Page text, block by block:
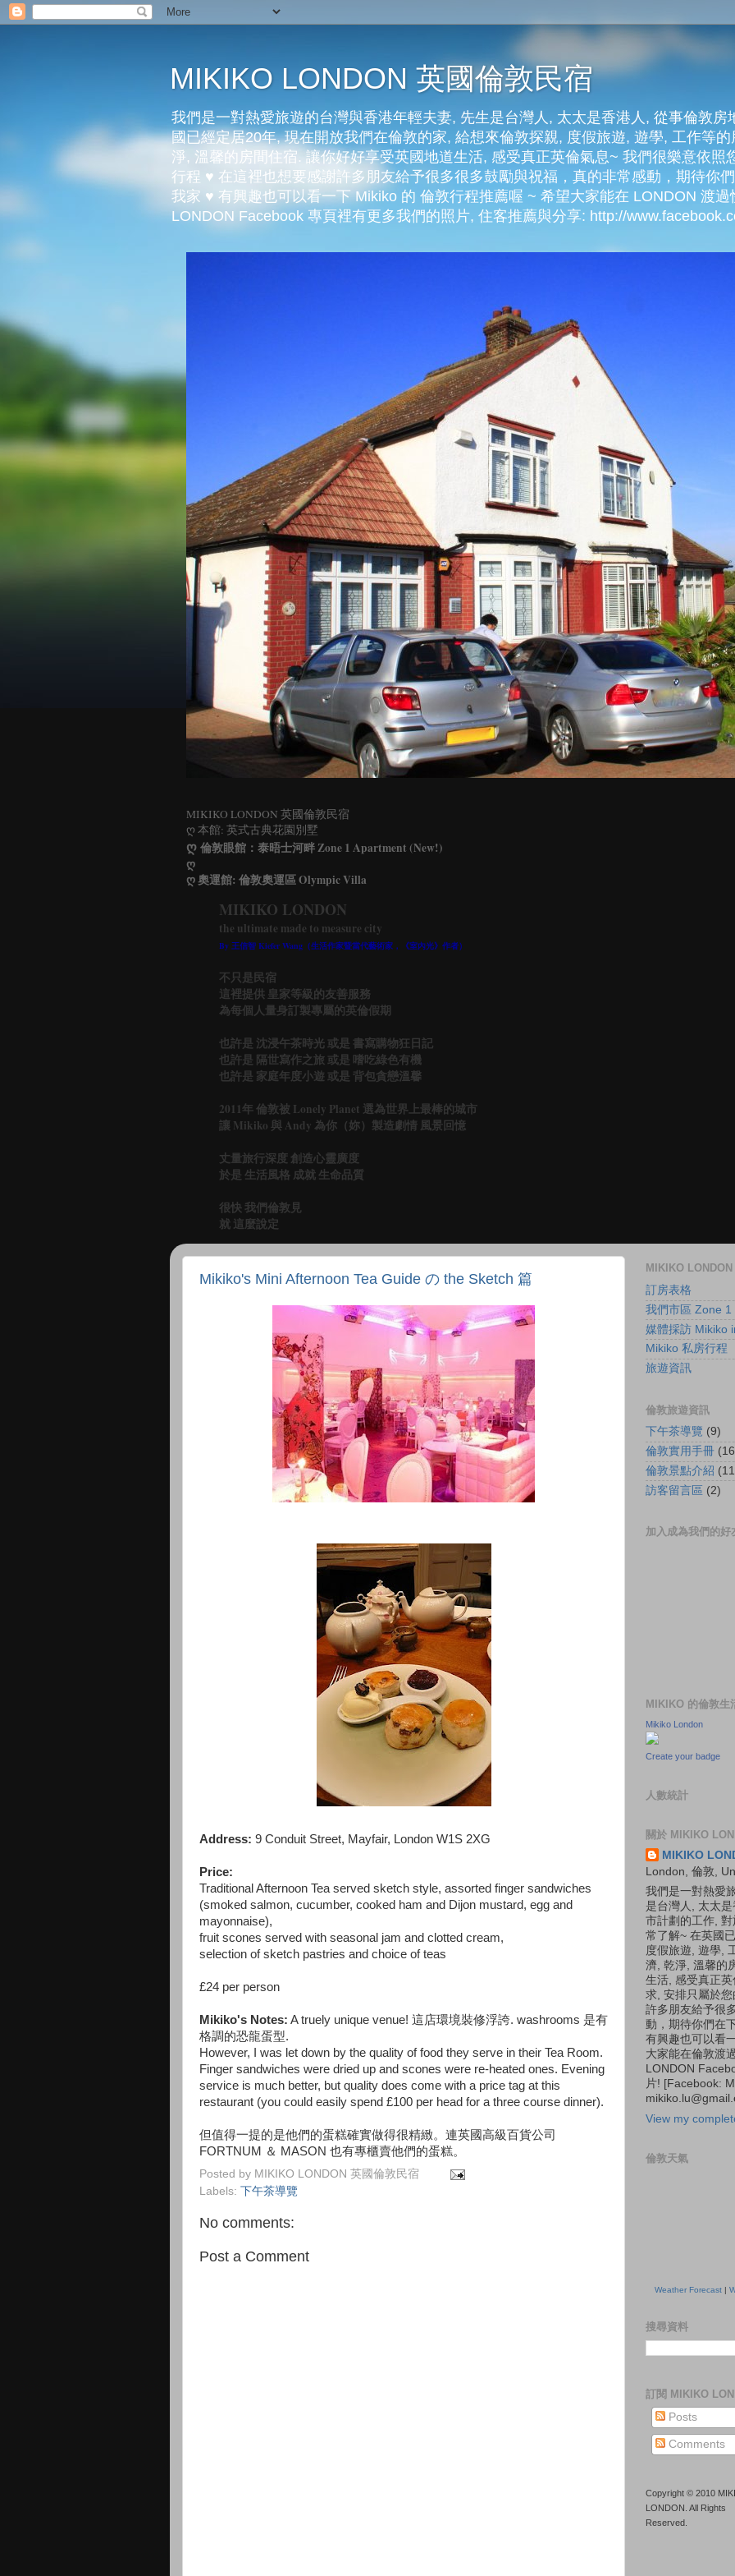
MIKIKO LONDON 英國倫敦民宿
我們是一對熱愛旅遊的台灣與香港年輕夫妻, 先生是台灣人, 太太是香港人, 從事倫敦
國已經定居20年, 現在開放我們在倫敦的家, 給想來倫敦探親, 度假旅遊, 遊學, 工作等
淨, 溫馨的房間住宿. 讓你好好享受英國地道生活, 感受真正英倫氣息~ 我們很樂意依照
行程 ♥ 在這裡也想要感謝許多朋友給予很多很多鼓勵與祝福，真的非常感動，期待你
我家 ♥ 有興趣也可以看一下 Mikiko 的 倫敦行程推薦喔 ~ 希望大家能在 LONDON 渡
LONDON Facebook 專頁裡有更多我們的照片, 住客推薦與分享: http://
MIKIKO LONDON 英國倫敦民宿
ღ 本館: 英式古典花園別墅
ღ 倫敦眼館：泰晤士河畔 Zone 1 Apartment (New!)
ღ
ღ 奧運館: 倫敦奧運區 Olympic Villa
MIKIKO LONDON
the ultimate made to measure city
By 王信智 Kiefer Wang（生活作家暨當代藝術家，《室內光》作者）
不只是民宿
這裡提供 皇家等級的友善服務
為每個人量身訂製專屬的英倫假期
也許是 沈浸午茶時光 或是 書寫購物狂日記
也許是 隔世寫作之旅 或是 嗜吃綠色有機
也許是 家庭年度小遊 或是 背包貪戀溫馨
2011年 倫敦被 Lonely Planet 選為世界上最棒的城市
讓 Mikiko 與 Andy 為你（妳）製造劇情 風景回憶
丈量旅行深度 創造心靈廣度
於是 生活風格 成就 生命品質
很快 我們倫敦見
就 這麼說定
Mikiko's Mini Afternoon Tea Guide の the Sketch 篇
Address: 9 Conduit Street, Mayfair, London W1S 2XG
Price:
Traditional Afternoon Tea served sketch style, assorted finger sandwiches
(smoked salmon, cucumber, cooked ham and Dijon mustard, egg and
mayonnaise),
fruit scones served with seasonal jam and clotted cream,
selection of sketch pastries and choice of teas
£24 per person
Mikiko's Notes: A truely unique venue! 這店環境裝修浮誇. washrooms 是有
格調的恐龍蛋型.
However, I was let down by the quality of food they serve in their Tea Room.
Finger sandwiches were dried up and scones were re-heated ones. Evening
service is much better, but quality does come with a price tag at this
restaurant (you could easily spend £100 per head for a three course dinner).
但值得一提的是他們的蛋糕確實做得很精緻。連英國高級百貨公司
FORTNUM ＆ MASON 也有專櫃賣他們的蛋糕。
Posted by MIKIKO LONDON 英國倫敦民宿
Labels: 下午茶導覽
No comments:
Post a Comment
MIKIKO
訂房表格
我們市區 Zone
媒體採訪 Mikiko
Mikiko 私房行程
旅遊資訊
倫敦旅遊資訊
下午茶導覽 (9)
倫敦實用手冊
倫敦景點介紹
訪客留言區 (2)
加入成為我們的好
MIKIKO 的倫敦生
Mikiko London
Create your badge
人數統計
關於 MIKIKO
MIKIKO
London, 倫敦,
我們是一對熱愛
是台灣人, 太太
市計劃的工作,
常了解~ 在英國
度假旅遊, 遊學,
濟, 乾淨, 溫馨的
生活, 感受真正
求, 安排只屬於
許多朋友給予很
動，期待你們在
有興趣也可以看
大家能在倫敦渡
LONDON
片! [Facebook:
View my
倫敦天氣
Weather Forecast |
搜尋資料
訂閱 MIKIKO
Posts
Comments
Copyright © 2010
LONDON. All Rights
Reserved.